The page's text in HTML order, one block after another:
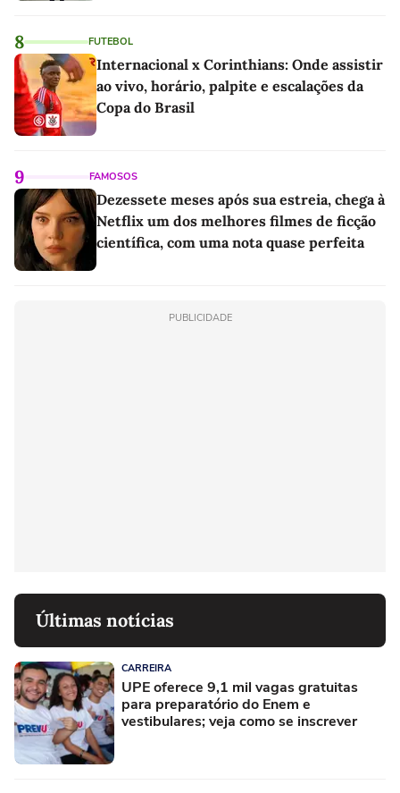
8 FUTEBOL
Internacional x Corinthians: Onde assistir
ao vivo, horário, palpite e escalações da
Copa do Brasil
9 FAMOSOS
Dezessete meses após sua estreia, chega à
Netflix um dos melhores filmes de ficção
científica, com uma nota quase perfeita
PUBLICIDADE
Últimas notícias
CARREIRA
UPE oferece 9,1 mil vagas gratuitas
para preparatório do Enem e
vestibulares; veja como se inscrever